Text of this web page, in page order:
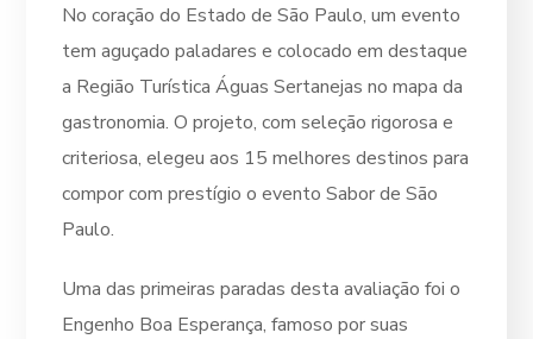
No coração do Estado de São Paulo, um evento
tem aguçado paladares e colocado em destaque
a Região Turística Águas Sertanejas no mapa da
gastronomia. O projeto, com seleção rigorosa e
criteriosa, elegeu aos 15 melhores destinos para
compor com prestígio o evento Sabor de São
Paulo.
Uma das primeiras paradas desta avaliação foi o
Engenho Boa Esperança, famoso por suas